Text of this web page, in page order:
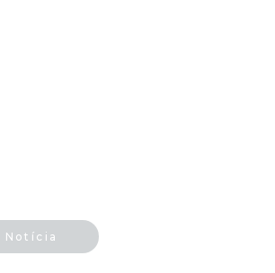
Notícia